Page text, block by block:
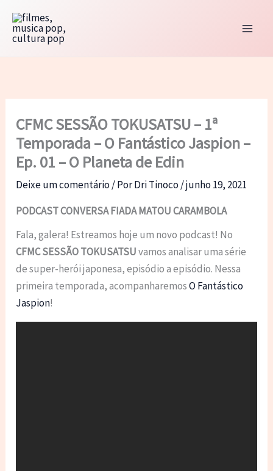
para
CFMC SESSÃO TOKUSATSU – 1ª
Temporada – O Fantástico Jaspion –
Ep. 01 – O Planeta de Edin
Deixe um comentário/ PorDri Tinoco/junho 19, 2021
PODCAST CONVERSA FIADA MATOU CARAMBOLA
Fala, galera! Estreamos hoje um novo podcast! No
CFMC SESSÃO TOKUSATSUvamos analisar uma série
de super-herói japonesa, episódio a episódio. Nessa
primeira temporada, acompanharemosO Fantástico
Jaspion!